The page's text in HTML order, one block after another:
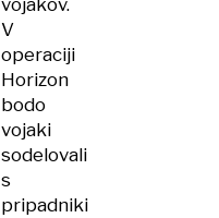
vojakov.
V
operaciji
Horizon
bodo
vojaki
sodelovali
s
pripadniki